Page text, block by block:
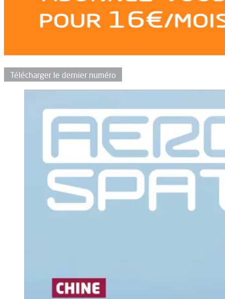
Télécharger le dernier numéro